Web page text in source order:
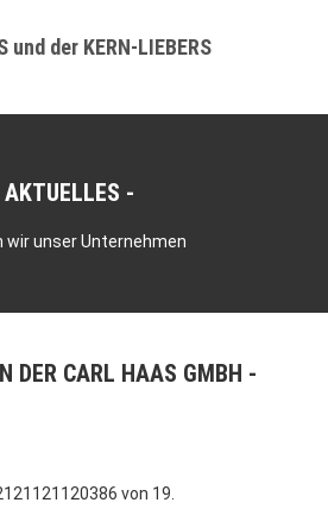
und der KERN-LIEBERS
AKTUELLES
wir unser Unternehmen
DER CARL HAAS GMBH
von 19.